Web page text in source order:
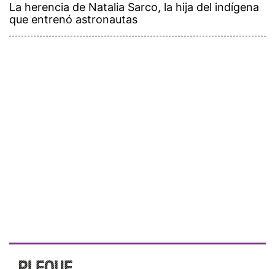
La herencia de Natalia Sarco, la hija del indígena
que entrenó astronautas